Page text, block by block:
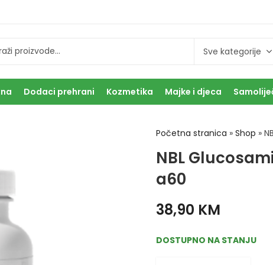
Dodaci prehrani Kozmetika Majke i djeca
Početna stranica » Shop »
NBL
a60
38,90 KM
DOSTUPNO NA STANJU